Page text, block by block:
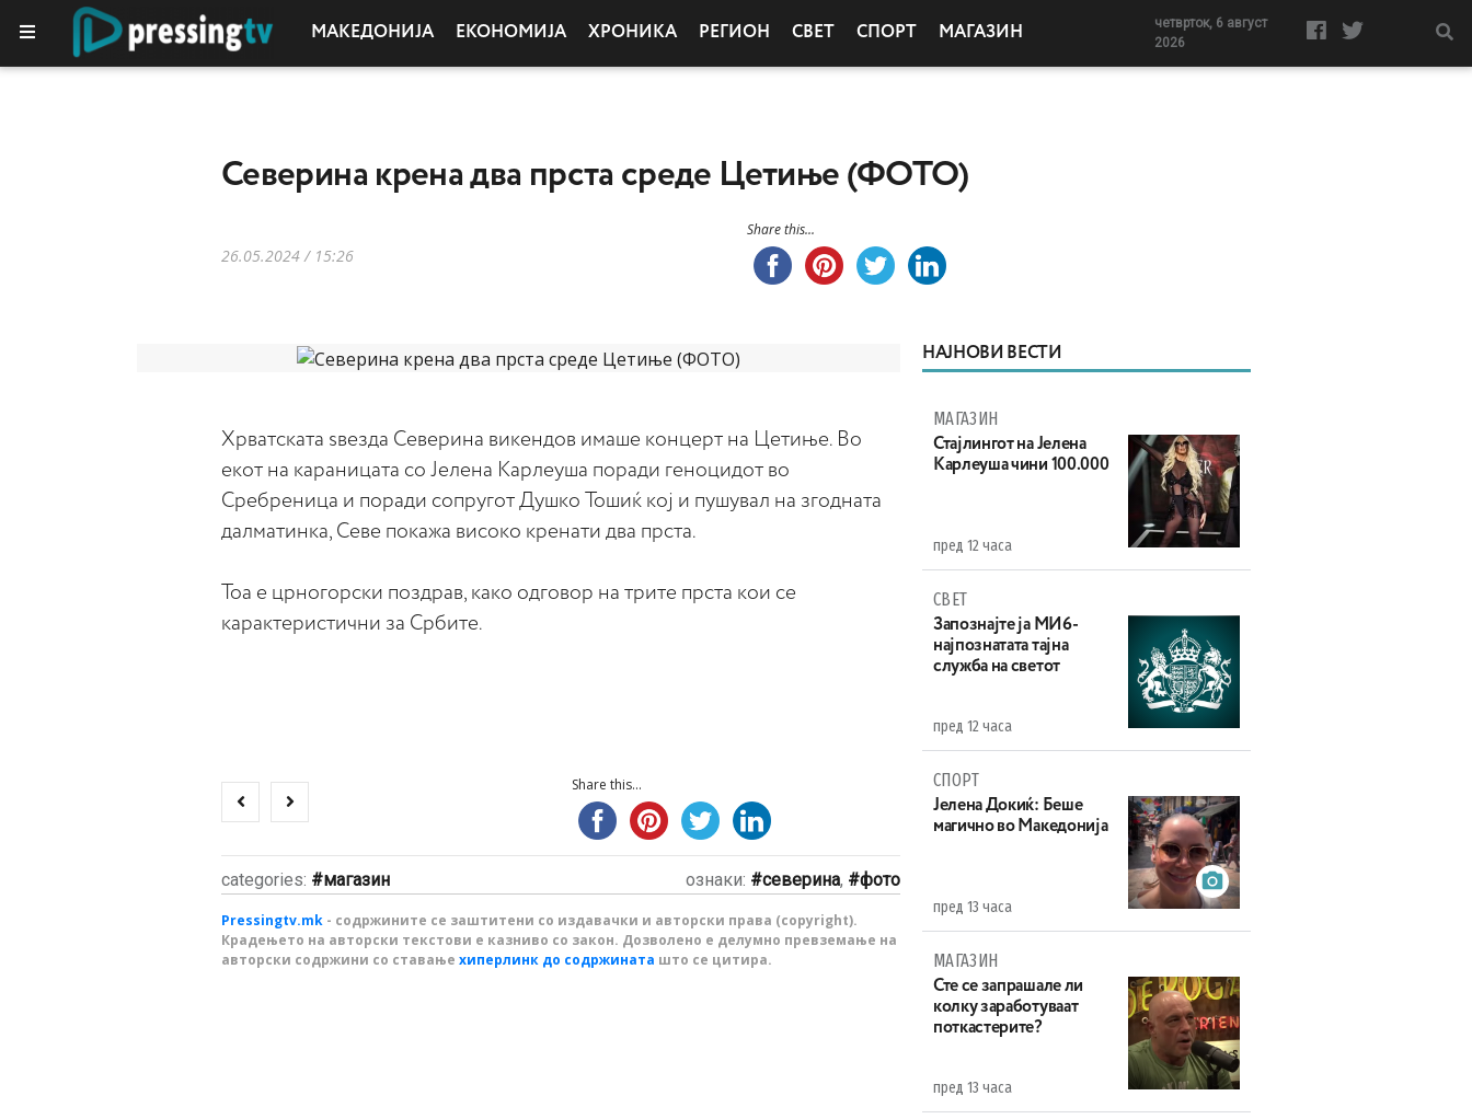
МАКЕДОНИЈА ЕКОНОМИЈА ХРОНИКА РЕГИОН СВЕТ СПОРТ МАГАЗИН
четврток, 6 август
2026
Северина крена два прста среде Цетиње (ФОТО)
26.05.2024 / 15:26
Share this...
Хрватската ѕвезда Северина викендов имаше концерт на Цетиње. Во
екот на караницата со Јелена Карлеуша поради геноцидот во
Сребреница и поради сопругот Душко Тошиќ кој и пушувал на згодната
далматинка, Севе покажа високо кренати два прста.
Тоа е црногорски поздрав, како одговор на трите прста кои се
карактеристични за Србите.
Share this...
categories: магазин ознаки: северина, фото
Pressingtv.mk - содржините се заштитени со издавачки и авторски права (copyright).
Крадењето на авторски текстови е казниво со закон. Дозволено е делумно превземање на
авторски содржини со ставање хиперлинк до содржината што се цитира.
НАЈНОВИ ВЕСТИ
МАГАЗИН
Стајлингот на Јелена
Карлеуша чини 100.000
пред 12 часа
СВЕТ
Запознајте ја МИ6-
најпознатата тајна
служба на светот
пред 12 часа
СПОРТ
Јелена Докиќ: Беше
магично во Македонија
пред 13 часа
МАГАЗИН
Сте се запрашале ли
колку заработуваат
поткастерите?
пред 13 часа